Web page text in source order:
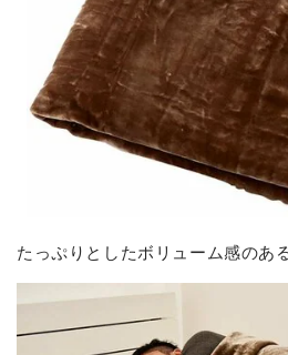
たっぷりとしたボリューム感のあ